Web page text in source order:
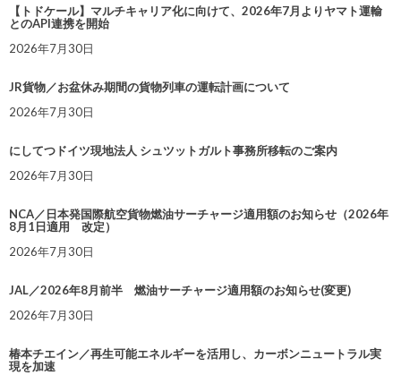
【トドケール】マルチキャリア化に向けて、2026年7月よりヤマト運輸
とのAPI連携を開始
2026年7月30日
JR貨物／お盆休み期間の貨物列車の運転計画について
2026年7月30日
にしてつドイツ現地法人 シュツットガルト事務所移転のご案内
2026年7月30日
NCA／日本発国際航空貨物燃油サーチャージ適用額のお知らせ（2026年
8月1日適用 改定）
2026年7月30日
JAL／2026年8月前半 燃油サーチャージ適用額のお知らせ(変更)
2026年7月30日
椿本チエイン／再生可能エネルギーを活用し、カーボンニュートラル実
現を加速